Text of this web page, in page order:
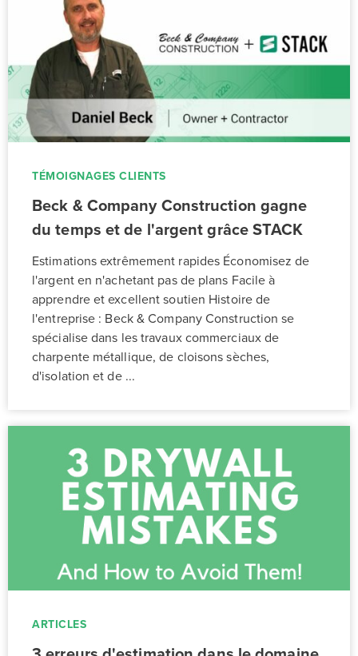
TÉMOIGNAGES CLIENTS
Beck & Company Construction gagne
du temps et de l'argent grâce STACK
Estimations extrêmement rapides Économisez de
l'argent en n'achetant pas de plans Facile à
apprendre et excellent soutien Histoire de
l'entreprise : Beck & Company Construction se
spécialise dans les travaux commerciaux de
charpente métallique, de cloisons sèches,
d'isolation et de ...
ARTICLES